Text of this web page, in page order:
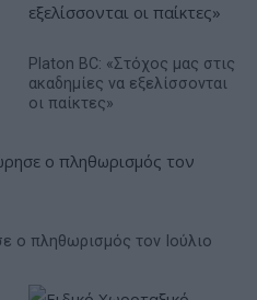
Platon BC: «Στόχος μας στις
ακαδημίες να εξελίσσονται
οι παίκτες»
ο πληθωρισμός τον Ιούλιο